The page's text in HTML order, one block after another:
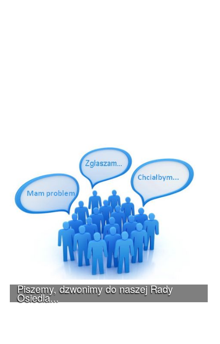
Piszemy, dzwonimy do naszej Rady
Osiedla...